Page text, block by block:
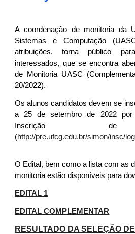
A coordenação de monitoria da
Sistemas e Computação
atribuições, torna público
interessados, que se encontra
de Monitoria UASC
20/2022).
Os alunos candidatos devem se
a 25 de setembro de 2022
Inscrição de
(http://pre.ufcg.edu.br/simon/insc/
O Edital, bem como a lista com as
monitoria estão disponíveis para
EDITAL 1
EDITAL COMPLEMENTAR
RESULTADO DA SELEÇÃO